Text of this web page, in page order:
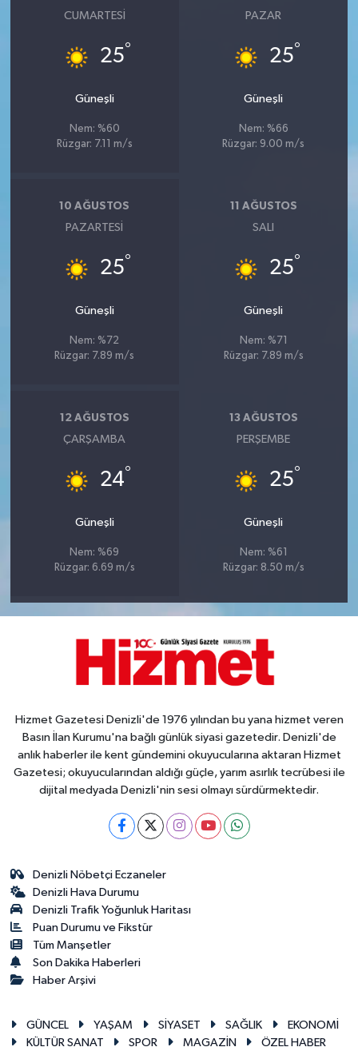
CUMARTESI
25°
Güneşli
Nem: %60
Rüzgar: 7.11 m/s
PAZAR
25°
Güneşli
Nem: %66
Rüzgar: 9.00 m/s
10 AĞUSTOS
PAZARTESI
25°
Güneşli
Nem: %72
Rüzgar: 7.89 m/s
11 AĞUSTOS
SALI
25°
Güneşli
Nem: %71
Rüzgar: 7.89 m/s
12 AĞUSTOS
ÇARŞAMBA
24°
Güneşli
Nem: %69
Rüzgar: 6.69 m/s
13 AĞUSTOS
PERŞEMBE
25°
Güneşli
Nem: %61
Rüzgar: 8.50 m/s
Hizmet Gazetesi Denizli'de 1976 yılından bu yana hizmet veren
Basın İlan Kurumu'na bağlı günlük siyasi gazetedir. Denizli'de
anlık haberler ile kent gündemini okuyucularına aktaran Hizmet
Gazetesi; okuyucularından aldığı güçle, yarım asırlık tecrübesi ile
dijital medyada Denizli'nin sesi olmayı sürdürmektedir.
Denizli Nöbetçi Eczaneler
Denizli Hava Durumu
Denizli Trafik Yoğunluk Haritası
Puan Durumu ve Fikstür
Tüm Manşetler
Son Dakika Haberleri
Haber Arşivi
GÜNCEL YAŞAM SİYASET SAĞLIK
EKONOMİ
KÜLTÜR SANAT
SPOR MAGAZİN ÖZEL HABER